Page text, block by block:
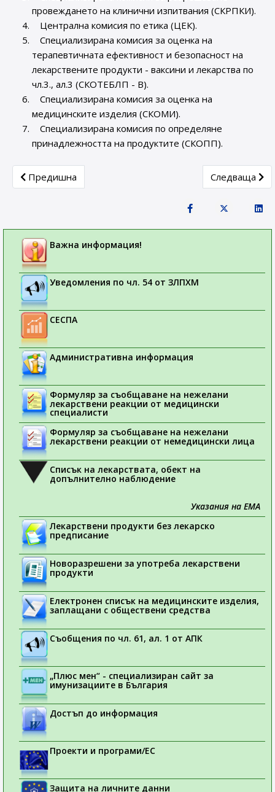
провеждането на клинични изпитвания (СКРПКИ).
Централна комисия по етика (ЦЕК).
Специализирана комисия за оценка на
терапевтичната ефективност и безопасност на
лекарствените продукти - ваксини и лекарства по
чл.3., ал.3 (СКОТЕБЛП - В).
Специализирана комисия за оценка на
медицинските изделия (СКОМИ).
Специализирана комисия по определяне
принадлежността на продуктите (СКОПП).
Previous article: Полезни връзки
Предишна Next article:
Следваща
Важна информация!
Уведомления по чл. 54 от ЗЛПХМ
СЕСПА
Административна информация
Формуляр за съобщаване на нежелани
лекарствени реакции от медицински
специалисти
Формуляр за съобщаване на нежелани
лекарствени реакции от немедицински лица
Списък на лекарствата, обект на
допълнително наблюдение
Указания на ЕМА
Лекарствени продукти без лекарско
предписание
Новоразрешени за употреба лекарствени
продукти
Електронен списък на медицинските изделия,
заплащани с обществени средства
Съобщения по чл. 61, ал. 1 от АПК
„Плюс мен“ - специализиран сайт за
имунизациите в България
Достъп до информация
Проекти и програми/ЕС
Защита на личните данни